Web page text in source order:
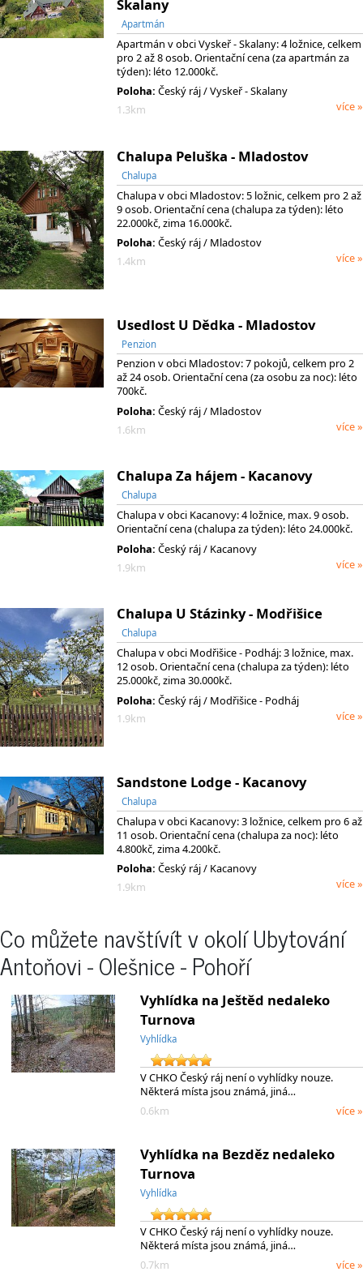
Skalany
Apartmán
Apartmán v obci Vyskeř - Skalany: 4 ložnice, celkem
pro 2 až 8 osob. Orientační cena (za apartmán za
týden): léto 12.000kč.
Poloha: Český ráj / Vyskeř - Skalany
1.3km
více »
Chalupa Peluška - Mladostov
Chalupa
Chalupa v obci Mladostov: 5 ložnic, celkem pro 2 až
9 osob. Orientační cena (chalupa za týden): léto
22.000kč, zima 16.000kč.
Poloha: Český ráj / Mladostov
1.4km
více »
Usedlost U Dědka - Mladostov
Penzion
Penzion v obci Mladostov: 7 pokojů, celkem pro 2
až 24 osob. Orientační cena (za osobu za noc): léto
700kč.
Poloha: Český ráj / Mladostov
1.6km
více »
Chalupa Za hájem - Kacanovy
Chalupa
Chalupa v obci Kacanovy: 4 ložnice, max. 9 osob.
Orientační cena (chalupa za týden): léto 24.000kč.
Poloha: Český ráj / Kacanovy
1.9km
více »
Chalupa U Stázinky - Modřišice
Chalupa
Chalupa v obci Modřišice - Podháj: 3 ložnice, max.
12 osob. Orientační cena (chalupa za týden): léto
25.000kč, zima 30.000kč.
Poloha: Český ráj / Modřišice - Podháj
1.9km
více »
Sandstone Lodge - Kacanovy
Chalupa
Chalupa v obci Kacanovy: 3 ložnice, celkem pro 6 až
11 osob. Orientační cena (chalupa za noc): léto
4.800kč, zima 4.200kč.
Poloha: Český ráj / Kacanovy
1.9km
více »
Co můžete navštívít v okolí Ubytování
Antoňovi - Olešnice - Pohoří
Vyhlídka na Ještěd nedaleko
Turnova
Vyhlídka
V CHKO Český ráj není o vyhlídky nouze.
Některá místa jsou známá, jiná…
0.6km
více »
Vyhlídka na Bezděz nedaleko
Turnova
Vyhlídka
V CHKO Český ráj není o vyhlídky nouze.
Některá místa jsou známá, jiná…
0.7km
více »